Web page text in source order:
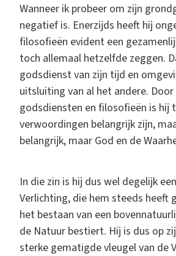
Wanneer ik probeer om zijn
negatief is. Enerzijds heeft hij
filosofieën evident een
toch allemaal hetzelfde zeggen.
godsdienst van zijn tijd en
uitsluiting van al het andere.
godsdiensten en filosofieën is
verwoordingen belangrijk zijn,
belangrijk, maar God en de
In die zin is hij dus wel degelijk
Verlichting, die hem steeds heeft
het bestaan van een
de Natuur bestiert. Hij is dus op
sterke gematigde vleugel van de